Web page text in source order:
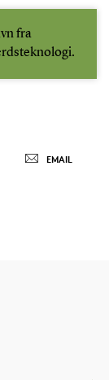
fra
EMAIL